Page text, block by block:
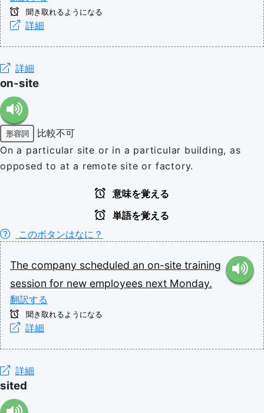
聞き取れるようになる
詳細
詳細
on-site
形容詞
比較不可
On a particular site or in a particular building, as
opposed to at a remote site or factory.
意味を覚える
単語を覚える
このボタンはなに？
The company scheduled an on-site training
session for new employees next Monday.
翻訳する
聞き取れるようになる
詳細
詳細
sited